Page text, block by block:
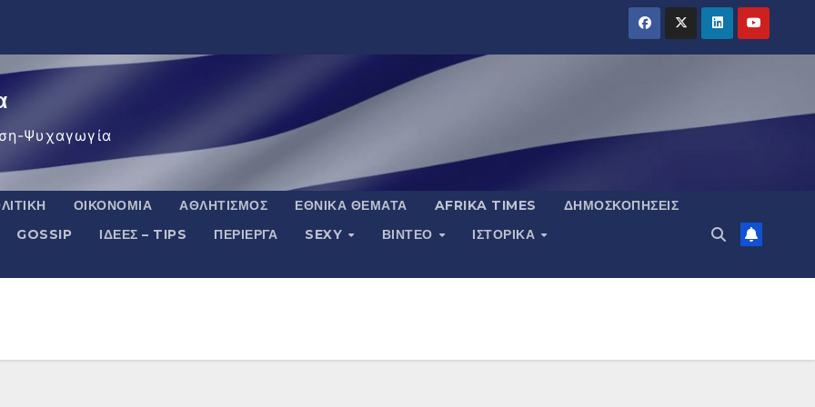
Ψυχαγωγία
ΟΙΚΟΝΟΜΊΑ ΑΘΛΗΤΙΣΜΌΣ ΕΘΝΙΚΆ ΘΈΜΑΤΑ AFRIKA TIMES
ΔΗΜΟΣΚΟΠΉΣΕΙΣ
GOSSIP ΙΔΈΕΣ – TIPS ΠΕΡΊΕΡΓΑ SEXY ΒΙΝΤΕΟ
ΙΣΤΟΡΙΚΆ